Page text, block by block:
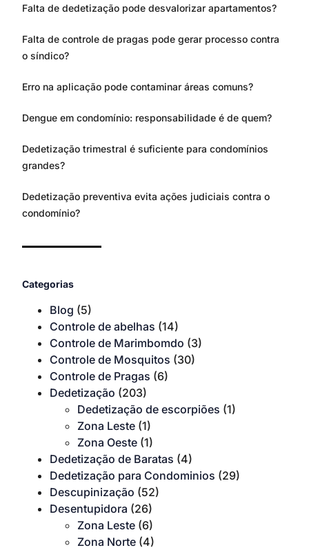
Falta de dedetização pode desvalorizar apartamentos?
Falta de controle de pragas pode gerar processo contra
o síndico?
Erro na aplicação pode contaminar áreas comuns?
Dengue em condomínio: responsabilidade é de quem?
Dedetização trimestral é suficiente para condomínios
grandes?
Dedetização preventiva evita ações judiciais contra o
condomínio?
Categorias
Blog (5)
Controle de abelhas (14)
Controle de Marimbomdo (3)
Controle de Mosquitos (30)
Controle de Pragas (6)
Dedetização (203)
Dedetização de escorpiões (1)
Zona Leste (1)
Zona Oeste (1)
Dedetização de Baratas (4)
Dedetização para Condominios (29)
Descupinização (52)
Desentupidora (26)
Zona Leste (6)
Zona Norte (4)